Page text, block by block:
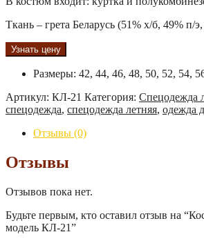
Ткань – грета Беларусь (51% х/б, 49% п/
Узнать цену
Размеры: 42, 44, 46, 48, 50, 52, 54,
Артикул: КЛ-21 Категория: Спецодежда
спецодежда, спецодежда летняя, одежда
Отзывы (0)
Отзывы
Отзывов пока нет.
Будьте первым, кто оставил отзыв на
модель КЛ-21”